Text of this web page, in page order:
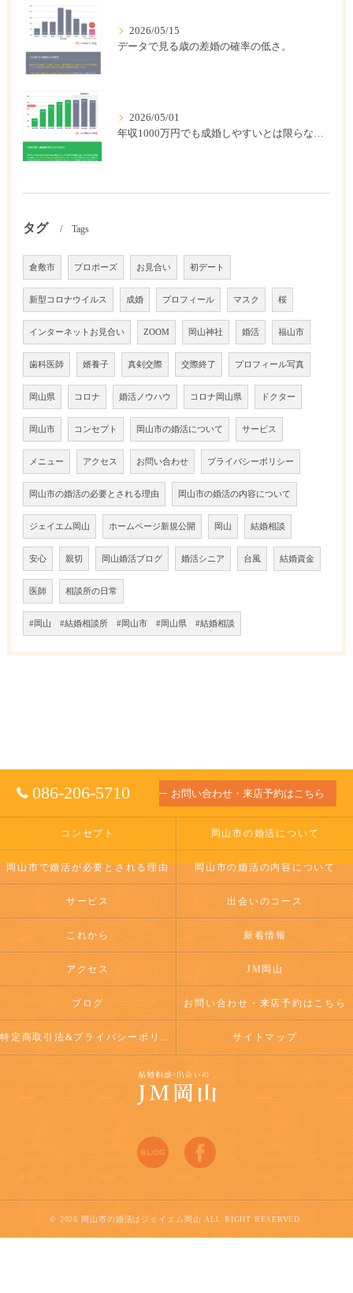
2026/05/15
データで見る歳の差婚の確率の低さ。
2026/05/01
年収1000万円でも成婚しやすいとは限らない? 「年収帯別の成婚率」のリアル
タグ Tags
倉敷市 プロポーズ お見合い 初デート
新型コロナウイルス 成婚 プロフィール マスク 桜
インターネットお見合い ZOOM 岡山神社 婚活 福山市
歯科医師 婿養子 真剣交際 交際終了 プロフィール写真
岡山県 コロナ 婚活ノウハウ コロナ岡山県 ドクター
岡山市 コンセプト 岡山市の婚活について サービス
メニュー アクセス お問い合わせ プライバシーポリシー
岡山市の婚活の必要とされる理由 岡山市の婚活の内容について
ジェイエム岡山 ホームページ新規公開 岡山 結婚相談
安心 親切 岡山婚活ブログ 婚活シニア 台風 結婚資金
医師 相談所の日常
#岡山 #結婚相談所 #岡山市 #岡山県 #結婚相談
086-206-5710 お問い合わせ・来店予約はこちら
コンセプト 岡山市の婚活について
岡山市で婚活が必要とされる理由 岡山市の婚活の内容について
サービス 出会いのコース
これから 新着情報
アクセス JM岡山
ブログ お問い合わせ・来店予約はこちら
特定商取引法&プライバシーポリシー サイトマップ
© 2026 岡山市の婚活はジェイエム岡山 ALL RIGHT RESERVED.